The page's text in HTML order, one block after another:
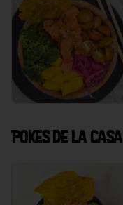
Pokes de la casa